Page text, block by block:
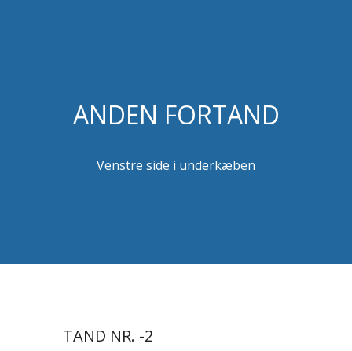
ANDEN FORTAND
Venstre side i underkæben
TAND NR. -2